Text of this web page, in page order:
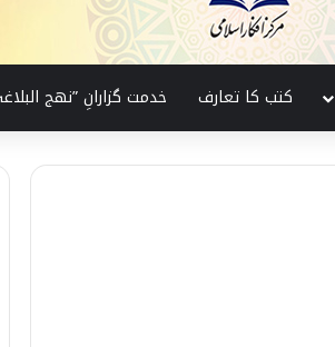
کتب کا تعارف خدمت گزارانِ ”نھج